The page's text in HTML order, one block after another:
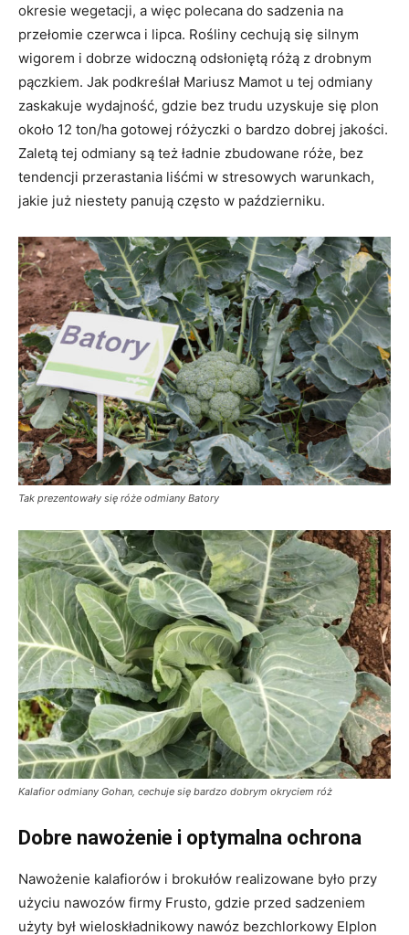
okresie wegetacji, a więc polecana do sadzenia na
przełomie czerwca i lipca. Rośliny cechują się silnym
wigorem i dobrze widoczną odsłoniętą różą z drobnym
pączkiem. Jak podkreślał Mariusz Mamot u tej odmiany
zaskakuje wydajność, gdzie bez trudu uzyskuje się plon
około 12 ton/ha gotowej różyczki o bardzo dobrej jakości.
Zaletą tej odmiany są też ładnie zbudowane róże, bez
tendencji przerastania liśćmi w stresowych warunkach,
jakie już niestety panują często w październiku.
Tak prezentowały się róże odmiany Batory
Kalafior odmiany Gohan, cechuje się bardzo dobrym okryciem róż
Dobre nawożenie i optymalna ochrona
Nawożenie kalafiorów i brokułów realizowane było przy
użyciu nawozów firmy Frusto, gdzie przed sadzeniem
użyty był wieloskładnikowy nawóz bezchlorkowy Elplon